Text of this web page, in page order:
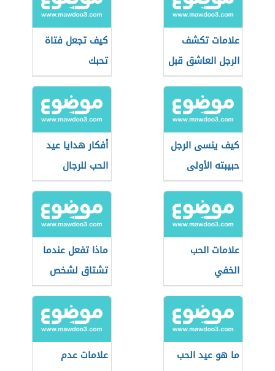
علامات تكشف
الرجل العاشق قبل
المصارحة
كيف تجعل فتاة
تحبك
كيف ينسى الرجل
حبيبته الأولى
أفكار هدايا عيد
الحب للرجال
علامات الحب
الخفي
ماذا تفعل عندما
تشتاق لشخص
تحبه؟
ما هو عيد الحب
علامات عدم